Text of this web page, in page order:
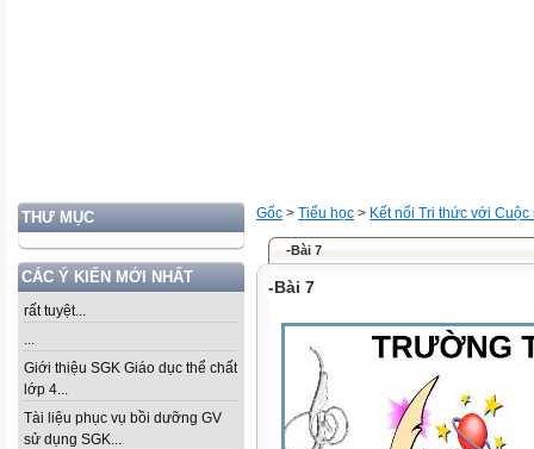
THƯ MỤC
CÁC Ý KIẾN MỚI NHẤT
rất tuyệt...
...
Giới thiệu SGK Giáo dục thể chất
lớp 4...
Tài liệu phục vụ bồi dưỡng GV
sử dụng SGK...
Gốc > Tiểu học > Kết nối Tri thức với Cuộc
-Bài 7
-Bài 7